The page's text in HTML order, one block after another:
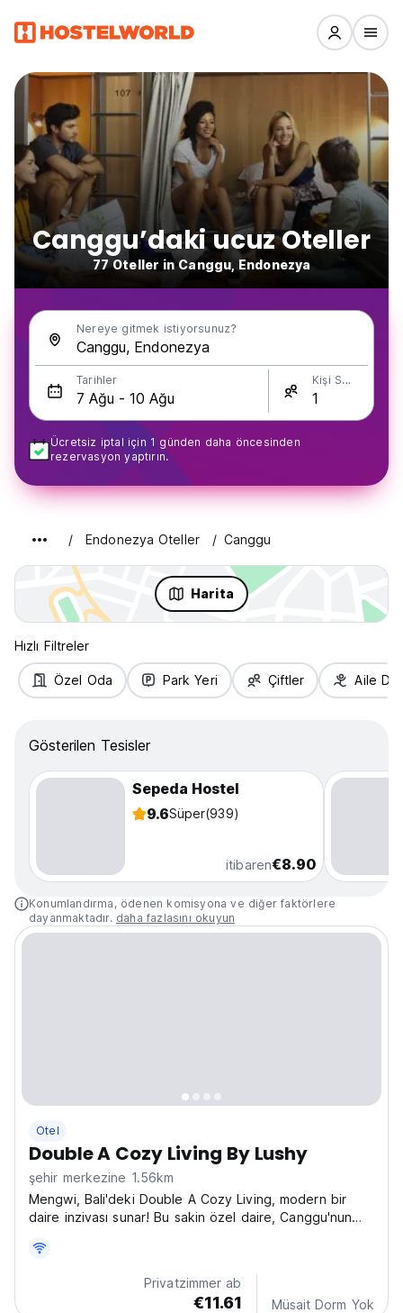
Canggu’daki ucuz Oteller
77 Oteller in Canggu, Endonezya
Nereye gitmek istiyorsunuz?
Tarihler Kişi Sayısı
Ücretsiz iptal için 1 günden daha öncesinden
rezervasyon yaptırın.
Endonezya Oteller Canggu
Harita
Hızlı Filtreler
Özel Oda Park Yeri Çiftler Aile
Gösterilen Tesisler
Sepeda Hostel
9.6Süper(939)
itibaren€8.90
Konumlandırma, ödenen komisyona ve diğer faktörlere
dayanmaktadır. daha fazlasını okuyun
Otel
Double A Cozy Living By Lushy
şehir merkezine 1.56km
Mengwi, Bali'deki Double A Cozy Living, modern bir
daire inzivası sunar! Bu sakin özel daire, Canggu'nun
arayan yalnız veya çift gezginler için idealdir. Rahatlama
ve maceranın mükemmel dengesi sizi bekliyor!...
Privatzimmer ab
€11.61 Müsait Dorm Yok